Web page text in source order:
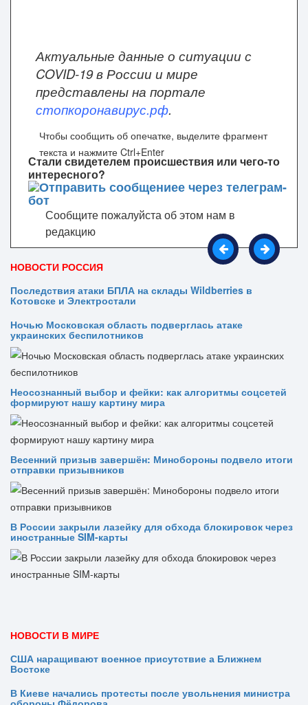
Актуальные данные о ситуации с
COVID-19 в России и мире
представлены на портале
стопкоронавирус.рф.
Стали свидетелем происшествия или чего-то
интересного?
Сообщите пожалуйста об этом нам в
редакцию
Чтобы сообщить об опечатке, выделите фрагмент
текста и нажмите Ctrl+Enter
НОВОСТИ РОССИЯ
Последствия атаки БПЛА на склады Wildberries в
Котовске и Электростали
Ночью Московская область подверглась атаке
украинских беспилотников
Неосознанный выбор и фейки: как алгоритмы соцсетей
формируют нашу картину мира
Весенний призыв завершён: Минобороны подвело итоги
отправки призывников
В России закрыли лазейку для обхода блокировок через
иностранные SIM-карты
НОВОСТИ В МИРЕ
США наращивают военное присутствие а Ближнем
Востоке
В Киеве начались протесты после увольнения министра